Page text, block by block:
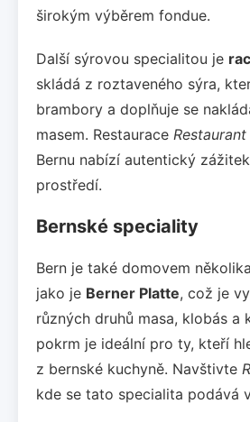
širokým výběrem fondue.
Další sýrovou specialitou je
skládá z roztaveného sýra,
brambory a doplňuje se
masem. Restaurace
Bernu nabízí autentický
prostředí.
Bernské speciality
Bern je také domovem
jako je Berner Platte, což je
různých druhů masa, klobás a
pokrm je ideální pro ty, kteří
z bernské kuchyně. Navštivte
kde se tato specialita podává